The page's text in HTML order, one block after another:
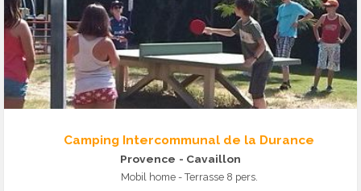
Camping Intercommunal de la Durance
Provence - Cavaillon
Mobil home - Terrasse 8 pers.